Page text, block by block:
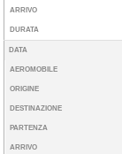
ARRIVO
DURATA
DATA
AEROMOBILE
ORIGINE
DESTINAZIONE
PARTENZA
ARRIVO